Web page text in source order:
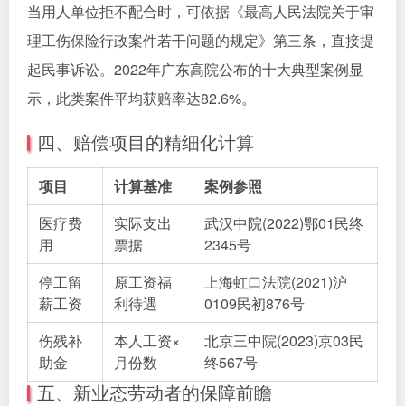
当用人单位拒不配合时，可依据《最高人民法院关于审
理工伤保险行政案件若干问题的规定》第三条，直接提
起民事诉讼。2022年广东高院公布的十大典型案例显
示，此类案件平均获赔率达82.6%。
四、赔偿项目的精细化计算
项目 计算基准
案例参照
医疗费
用
实际支出
票据
武汉中院(2022)鄂01民终
2345号
停工留
薪工资
原工资福
利待遇
上海虹口法院(2021)沪
0109民初876号
伤残补
助金
本人工资×
月份数
北京三中院(2023)京03民
终567号
五、新业态劳动者的保障前瞻